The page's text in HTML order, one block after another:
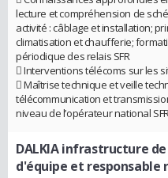
lecture et compréhension de
activité : câblage et installation;
climatisation et chaufferie;
périodique des relais SFR
 Interventions télécoms sur les
 Maîtrise technique et veille
télécommunication et
niveau de l’opérateur national
DALKIA infrastructure
d'équipe et